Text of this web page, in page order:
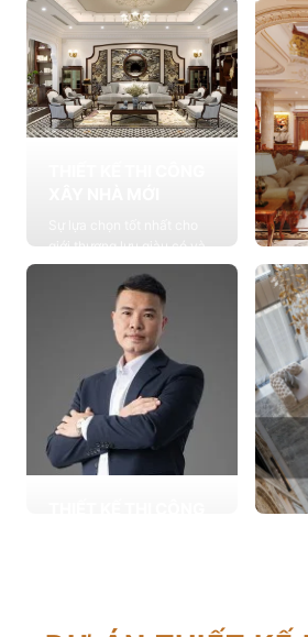
giới thượng lưu giàu có và
đẳng cấp, cung cấp các
giải pháp thiết kế chuyên
Xem chi tiết
thiết
lựa chọn từ các gia đình